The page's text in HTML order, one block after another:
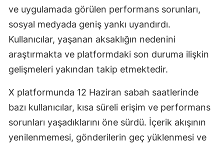
Isparta
İstanbul
Kars
Kastamonu
Kayseri
ve uygulamada görülen performans sorunları,
sosyal medyada geniş yankı uyandırdı.
Kullanıcılar, yaşanan aksaklığın nedenini
araştırmakta ve platformdaki son duruma ilişkin
gelişmeleri yakından takip etmektedir.
X platformunda 12 Haziran sabah saatlerinde
bazı kullanıcılar, kısa süreli erişim ve performans
sorunları yaşadıklarını öne sürdü. İçerik akışının
yenilenmemesi, gönderilerin geç yüklenmesi ve